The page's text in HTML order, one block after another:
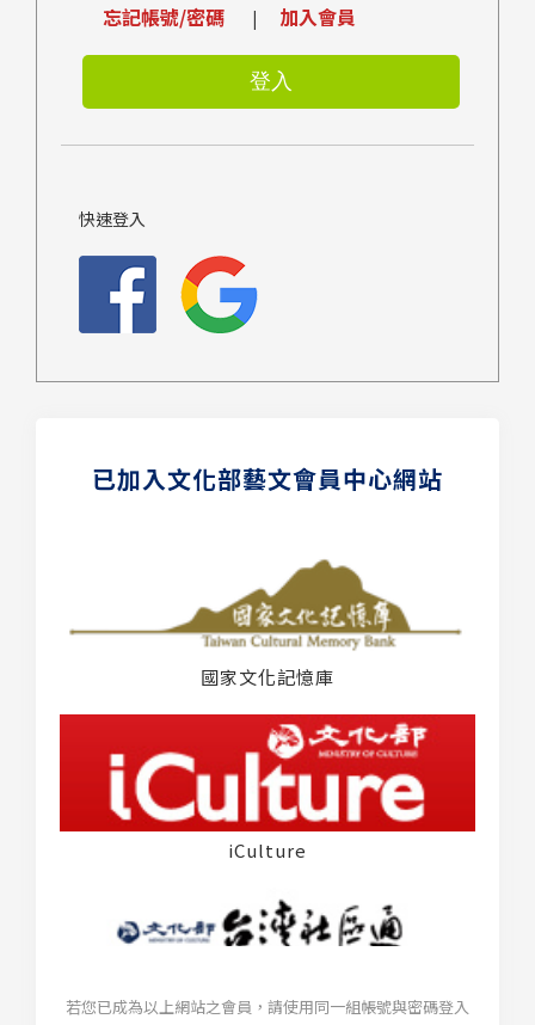
忘記帳號/密碼 | 加入會員
快速登入
已加入文化部藝文會員中心網站
國家文化記憶庫
iCulture
若您已成為以上網站之會員，請使用同一組帳號與密碼登入